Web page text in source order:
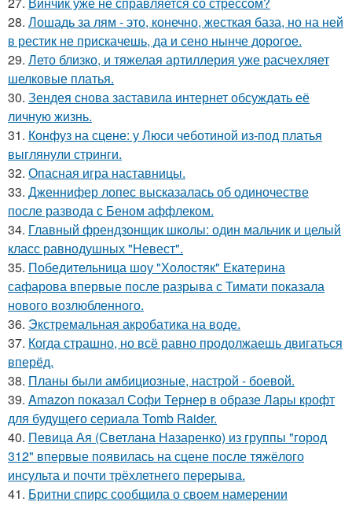
28. Лошадь за лям - это, конечно, жесткая база, но на ней
в рестик не прискачешь, да и сено нынче дорогое.
29. Лето близко, и тяжелая артиллерия уже расчехляет
шелковые платья.
30. Зендея снова заставила интернет обсуждать её
личную жизнь.
31. Конфуз на сцене: у Люси чеботиной из-под платья
выглянули стринги.
32. Опасная игра наставницы.
33. Дженнифер лопес высказалась об одиночестве
после развода с Беном аффлеком.
34. Главный френдзонщик школы: один мальчик и целый
класс равнодушных "Невест".
35. Победительница шоу "Холостяк" Екатерина
сафарова впервые после разрыва с Тимати показала
нового возлюбленного.
36. Экстремальная акробатика на воде.
37. Когда страшно, но всё равно продолжаешь двигаться
вперёд.
38. Планы были амбициозные, настрой - боевой.
39. Amazon показал Софи Тернер в образе Лары крофт
для будущего сериала Tomb Raider.
40. Певица Ая (Светлана Назаренко) из группы "город
312" впервые появилась на сцене после тяжёлого
инсульта и почти трёхлетнего перерыва.
41. Бритни спирс сообщила о своем намерении